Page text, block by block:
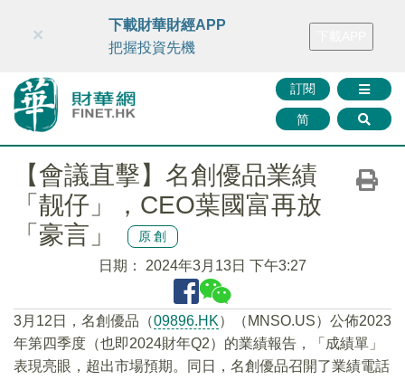
財華智庫網 FINTV FINMETA 財華證券 媒體矩陣
訂閱
简
×
下載財華財經APP
把握投資先機
【會議直擊】名創優品業績
「靓仔」，CEO葉國富再放
「豪言」
原創
日期： 2024年3月13日 下午3:27
3月12日，名創優品（09896.HK）（MNSO.US）公佈2023
年第四季度（也即2024財年Q2）的業績報告，「成績單」
表現亮眼，超出市場預期。同日，名創優品召開了業績電話